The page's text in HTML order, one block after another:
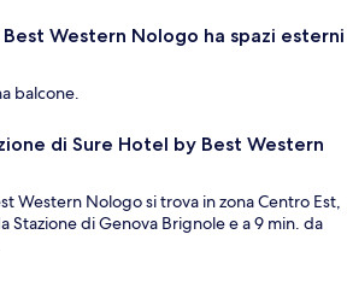
Western Nologo ha spazi esterni
balcone.
di Sure Hotel by Best Western
Western Nologo si trova in zona Centro Est,
Stazione di Genova Brignole e a 9 min. da